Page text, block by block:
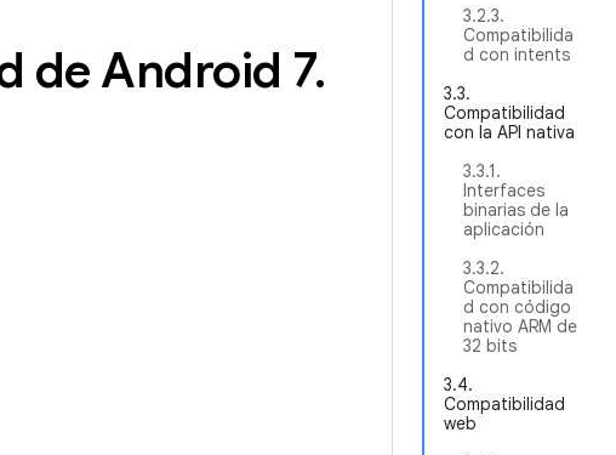
3.2.3.
Compatibilida
d con intents
3.3.
Compatibilidad
con la API nativa
3.3.1.
Interfaces
binarias de la
aplicación
3.3.2.
Compatibilida
d con código
nativo ARM de
32 bits
3.4.
Compatibilidad
web
de Android 7.